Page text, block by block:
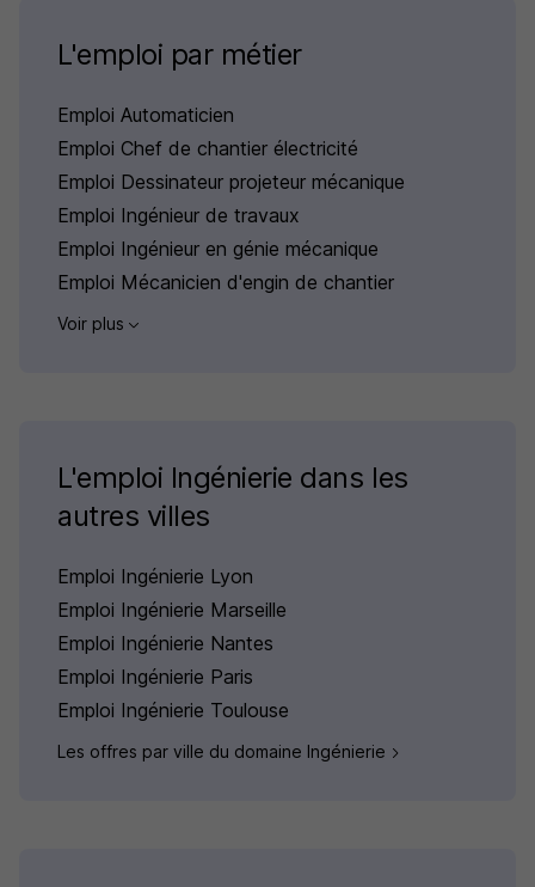
L'emploi par métier
Emploi Automaticien
Emploi Chef de chantier électricité
Emploi Dessinateur projeteur mécanique
Emploi Ingénieur de travaux
Emploi Ingénieur en génie mécanique
Emploi Mécanicien d'engin de chantier
Voir plus
L'emploi Ingénierie dans les
autres villes
Emploi Ingénierie Lyon
Emploi Ingénierie Marseille
Emploi Ingénierie Nantes
Emploi Ingénierie Paris
Emploi Ingénierie Toulouse
Les offres par ville du domaine Ingénierie